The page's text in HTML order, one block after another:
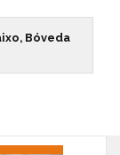
Bóveda